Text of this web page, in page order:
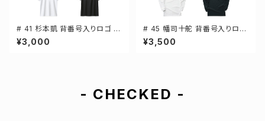
# 41 杉本凱 背番号入りロゴ ド
ライTシャツ 半袖 選手還元 3カ
ラー S-5Lサイズ 000300
¥3,000
# 45 幡司十舵 背番号入りロゴ
ドライTシャツ 長袖 選手還元 3
カラー S-5Lサイズ 000304
¥3,500
- CHECKED -